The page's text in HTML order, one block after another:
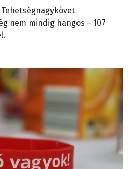
nem mindig hangos – 107